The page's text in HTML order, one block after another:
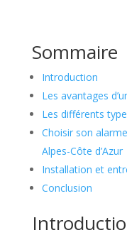
Sommaire
Introduction
Les avantages
Les différents
Choisir son
Alpes-Côte d’Azur
Installation et
Conclusion